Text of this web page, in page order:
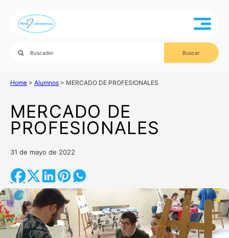
Home > Alumnos > MERCADO DE PROFESIONALES
MERCADO DE
PROFESIONALES
31 de mayo de 2022